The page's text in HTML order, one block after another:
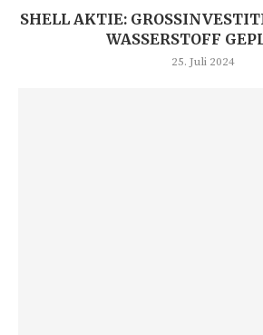
SHELL AKTIE:
ASSERSTOFF
25. Juli 2024